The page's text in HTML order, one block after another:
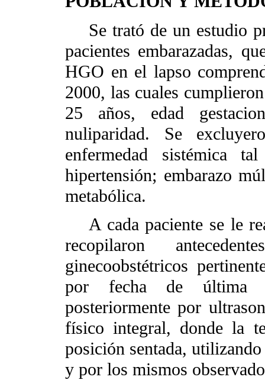
Se trató de un estudio
pacientes embarazadas,
HGO en el lapso
2000, las cuales
25 años, edad
nuliparidad. Se
enfermedad sistémica
hipertensión; embarazo
metabólica.
A cada paciente se le
recopilaron
ginecoobstétricos
por fecha de última
posteriormente por
físico integral, donde la
posición sentada,
y por los mismos